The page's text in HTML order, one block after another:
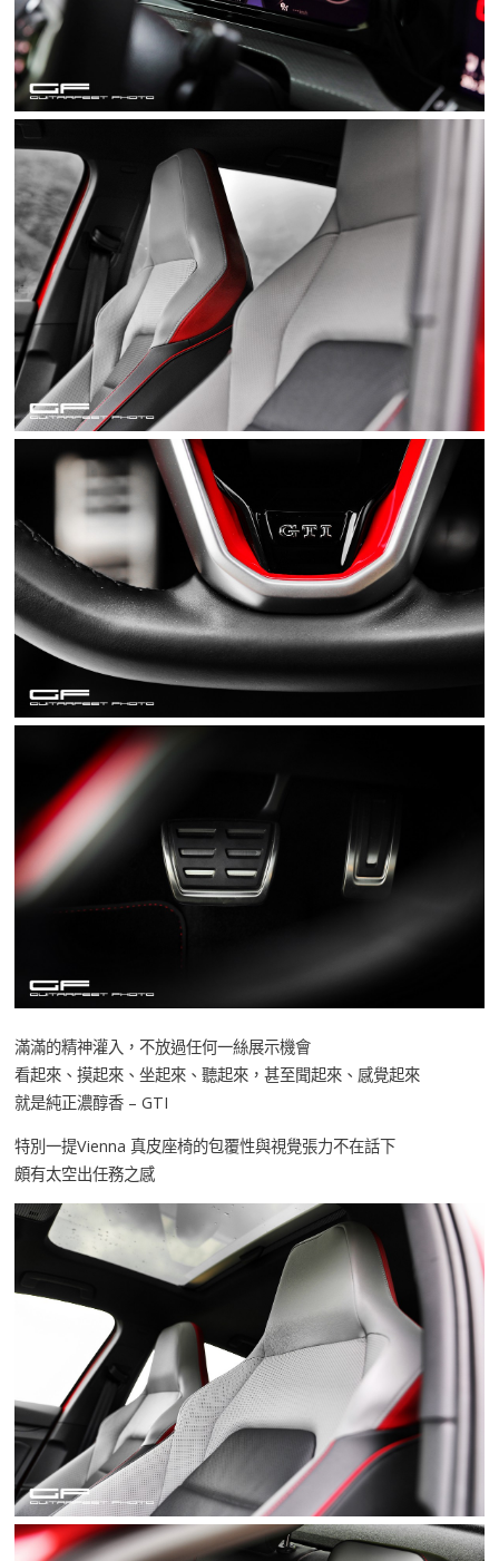
滿滿的精神灌入，不放過任何一絲展示機會
看起來、摸起來、坐起來、聽起來，甚至聞起來、感覺起來
就是純正濃醇香 – GTI
特別一提Vienna 真皮座椅的包覆性與視覺張力不在話下
頗有太空出任務之感